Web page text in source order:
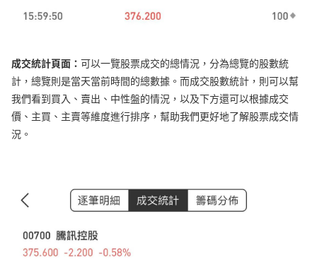
成交統計頁面： 可以一覽股票成交的總情況，分為總覽的股數統
計，總覽則是當天當前時間的總數據。而成交股數統計，則可以幫
我們看到買入、賣出、中性盤的情況，以及下方還可以根據成交
價、主買、主賣等維度進行排序，幫助我們更好地了解股票成交情
況。